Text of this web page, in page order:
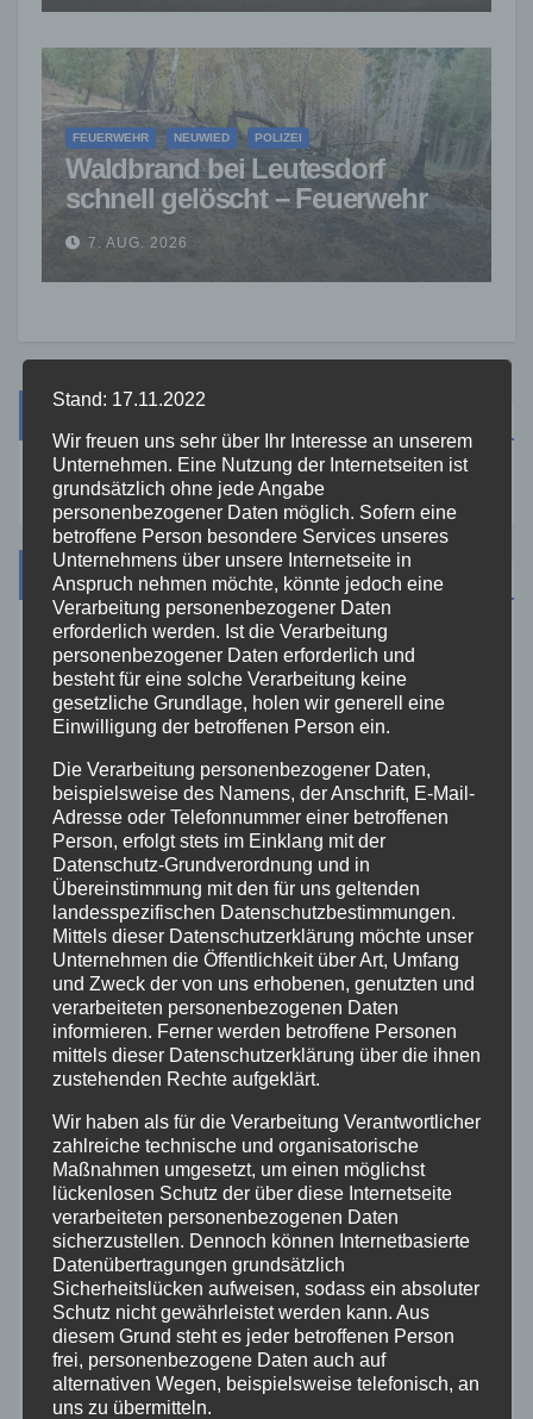
FEUERWEHR NEUWIED POLIZEI
Waldbrand bei Leutesdorf
schnell gelöscht – Feuerwehr
warnt vor erhöhter Brandgefahr
7. AUG. 2026
Suche
Kategorien
Aktuelles
Allgemein
Altenkirchen
Bundespolizei
Feuerwehr
Hilfsorganisationen
Mayen-Koblenz
Neuwied
Polizei
Rettungsdienst
Rhein-Lahn
THW
Veranstaltungen
Stand: 17.11.2022
Wir freuen uns sehr über Ihr Interesse an unserem
Unternehmen. Eine Nutzung der Internetseiten ist
grundsätzlich ohne jede Angabe
personenbezogener Daten möglich. Sofern eine
betroffene Person besondere Services unseres
Unternehmens über unsere Internetseite in
Anspruch nehmen möchte, könnte jedoch eine
Verarbeitung personenbezogener Daten
erforderlich werden. Ist die Verarbeitung
personenbezogener Daten erforderlich und
besteht für eine solche Verarbeitung keine
gesetzliche Grundlage, holen wir generell eine
Einwilligung der betroffenen Person ein.
Die Verarbeitung personenbezogener Daten,
beispielsweise des Namens, der Anschrift, E-Mail-
Adresse oder Telefonnummer einer betroffenen
Person, erfolgt stets im Einklang mit der
Datenschutz-Grundverordnung und in
Übereinstimmung mit den für uns geltenden
landesspezifischen Datenschutzbestimmungen.
Mittels dieser Datenschutzerklärung möchte unser
Unternehmen die Öffentlichkeit über Art, Umfang
und Zweck der von uns erhobenen, genutzten und
verarbeiteten personenbezogenen Daten
informieren. Ferner werden betroffene Personen
mittels dieser Datenschutzerklärung über die ihnen
zustehenden Rechte aufgeklärt.
Wir haben als für die Verarbeitung Verantwortlicher
zahlreiche technische und organisatorische
Maßnahmen umgesetzt, um einen möglichst
lückenlosen Schutz der über diese Internetseite
verarbeiteten personenbezogenen Daten
sicherzustellen. Dennoch können Internetbasierte
Datenübertragungen grundsätzlich
Sicherheitslücken aufweisen, sodass ein absoluter
Schutz nicht gewährleistet werden kann. Aus
diesem Grund steht es jeder betroffenen Person
frei, personenbezogene Daten auch auf
alternativen Wegen, beispielsweise telefonisch, an
uns zu übermitteln.